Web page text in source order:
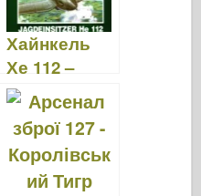
15
Хайнкель
Хе 112 –
Ваффен
Арсенал 159